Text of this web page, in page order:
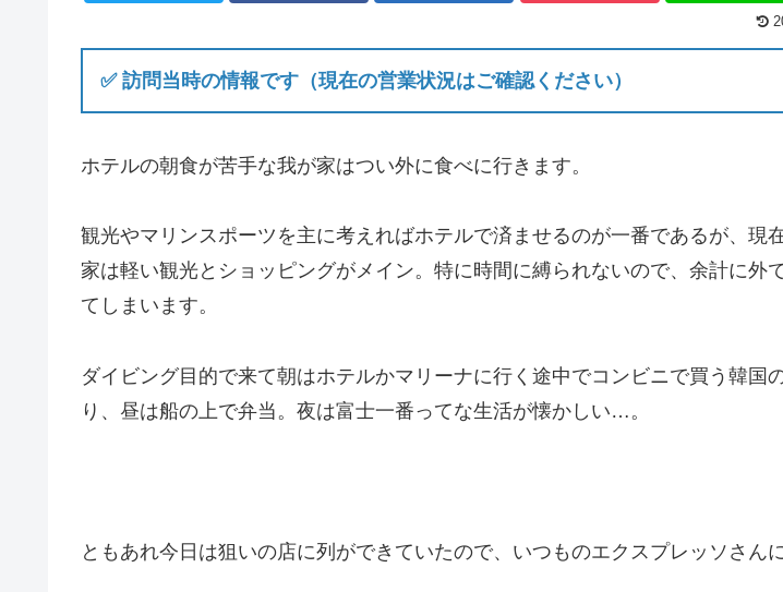
✅ 訪問当時の情報です（現在の営業状況はご確認ください）
ホテルの朝食が苦手な我が家はつい外に食べに行きます。
観光やマリンスポーツを主に考えればホテルで済ませるのが一番であるが、現
家は軽い観光とショッピングがメイン。特に時間に縛られないので、余計に外
てしまいます。
ダイビング目的で来て朝はホテルかマリーナに行く途中でコンビニで買う韓国
り、昼は船の上で弁当。夜は富士一番ってな生活が懐かしい…。
ともあれ今日は狙いの店に列ができていたので、いつものエクスプレッソさん